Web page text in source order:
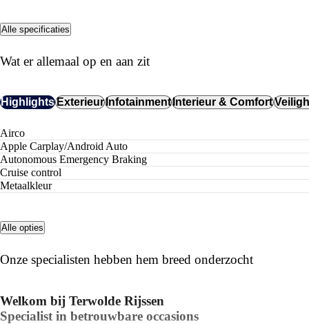
Alle specificaties
Wat er allemaal op en aan zit
HighlightsExterieurInfotainmentInterieur & Comfort
airco
Apple Carplay/Android Auto
Autonomous Emergency Braking
cruise control
metaalkleur
Alle opties
Onze specialisten hebben hem breed onderzocht
Welkom bij Terwolde Rijssen
Specialist in betrouwbare occasions